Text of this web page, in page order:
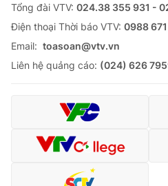
Tổng đài VTV: 024.38 355 931 -
Ðiện thoại Thời báo VTV: 0988 671
Email: toasoan@vtv.vn
Liên hệ quảng cáo: (024) 626